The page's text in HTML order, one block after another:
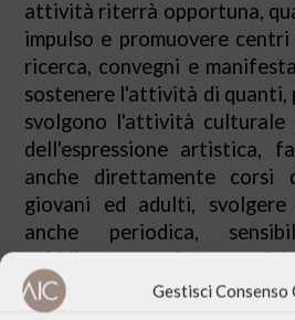
Gestisci Consenso
attività riterrà opportuna,
impulso e promuovere
ricerca, convegni e
sostenere l'attività di quanti,
svolgono l'attività culturale
dell'espressione artistica,
anche direttamente corsi
giovani ed adulti,
anche periodica,
pubblica e svolgere
ricerca, con seminari,
manifestazioni in